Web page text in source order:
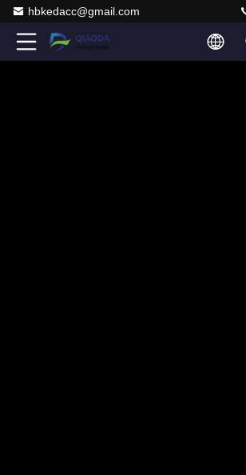
hbkedacc@gmail.com